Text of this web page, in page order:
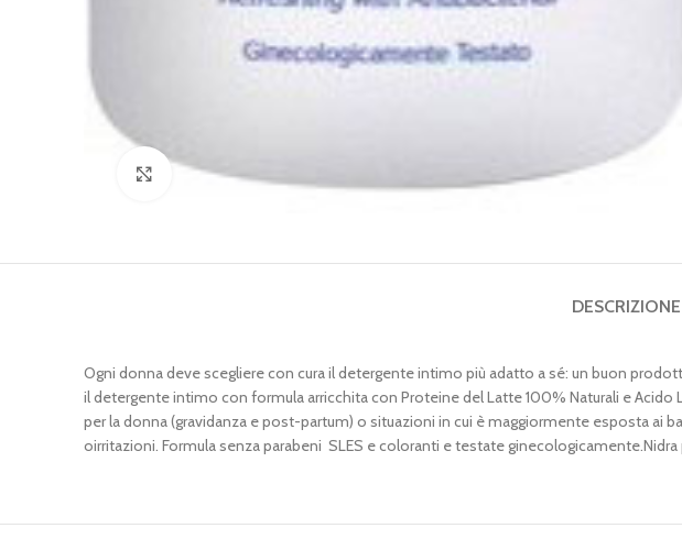
Clicca per ingrandire
DESCRIZIONE
Ogni donna deve scegliere con cura il detergente intimo più adatto a sé: un buon
il detergente intimo con formula arricchita con Proteine del Latte 100% Naturali e Acido
per la donna (gravidanza e post-partum) o situazioni in cui è maggiormente esposta ai
oirritazioni. Formula senza parabeni SLES e coloranti e testate